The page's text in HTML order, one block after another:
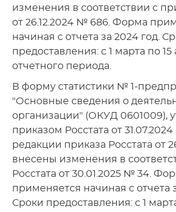
изменения в соответствии с
от 26.12.2024 № 686. Форма
начиная с отчета за 2024 год.
предоставления: с 1 марта по
отчетного периода.
В форму статистики № 1-
"Основные сведения о
организации" (ОКУД 0601009),
приказом Росстата от
редакции приказа Росстата от
внесены изменения в
Росстата от 30.01.2025 № 34.
применяется начиная с отчета
Сроки предоставления: с 1